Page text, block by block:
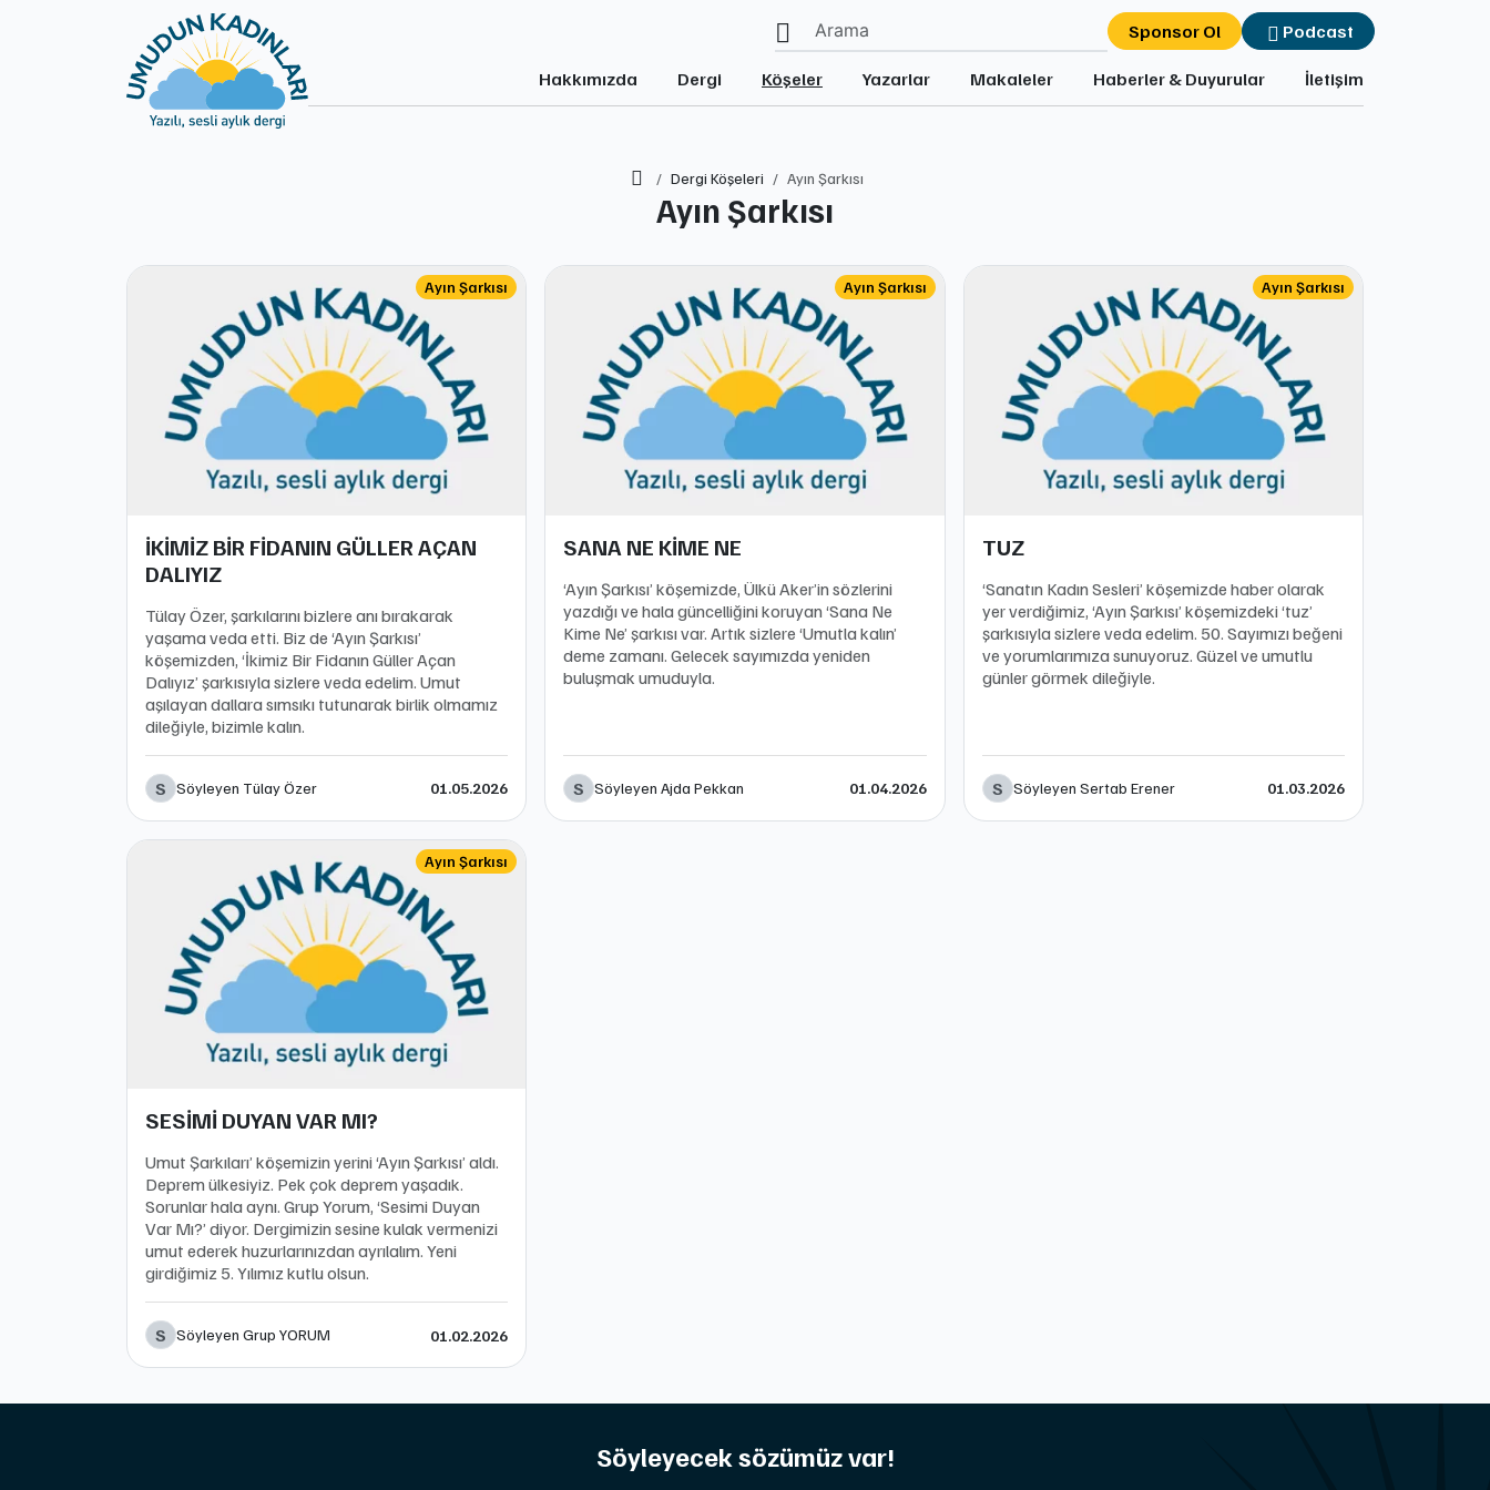
Sponsor Ol Podcast
Hakkımızda Dergi Köşeler Yazarlar Makaleler Haberler & Duyurular İletişim
Ana SayfaDergi Köşeleri Ayın Şarkısı
Ayın Şarkısı
Ayın Şarkısı
İKİMİZ BİR FİDANIN GÜLLER AÇAN
DALIYIZ
Tülay Özer, şarkılarını bizlere anı bırakarak
yaşama veda etti. Biz de ‘Ayın Şarkısı’
köşemizden, ‘İkimiz Bir Fidanın Güller Açan
Dalıyız’ şarkısıyla sizlere veda edelim. Umut
aşılayan dallara sımsıkı tutunarak birlik olmamız
dileğiyle, bizimle kalın.
S Söyleyen Tülay Özer 01.05.2026
Ayın Şarkısı
SANA NE KİME NE
‘Ayın Şarkısı’ köşemizde, Ülkü Aker’in sözlerini
yazdığı ve hala güncelliğini koruyan ‘Sana Ne
Kime Ne’ şarkısı var. Artık sizlere ‘Umutla kalın’
deme zamanı. Gelecek sayımızda yeniden
buluşmak umuduyla.
S Söyleyen Ajda Pekkan 01.04.2026
Ayın Şarkısı
TUZ
‘Sanatın Kadın Sesleri’ köşemizde haber olarak
yer verdiğimiz, ‘Ayın Şarkısı’ köşemizdeki ‘tuz’
şarkısıyla sizlere veda edelim. 50. Sayımızı beğeni
ve yorumlarımıza sunuyoruz. Güzel ve umutlu
günler görmek dileğiyle.
S Söyleyen Sertab Erener 01.03.2026
Ayın Şarkısı
SESİMİ DUYAN VAR MI?
Umut Şarkıları’ köşemizin yerini ‘Ayın Şarkısı’ aldı.
Deprem ülkesiyiz. Pek çok deprem yaşadık.
Sorunlar hala aynı. Grup Yorum, ‘Sesimi Duyan
Var Mı?’ diyor. Dergimizin sesine kulak vermenizi
umut ederek huzurlarınızdan ayrılalım. Yeni
girdiğimiz 5. Yılımız kutlu olsun.
S Söyleyen Grup YORUM 01.02.2026
Söyleyecek sözümüz var!